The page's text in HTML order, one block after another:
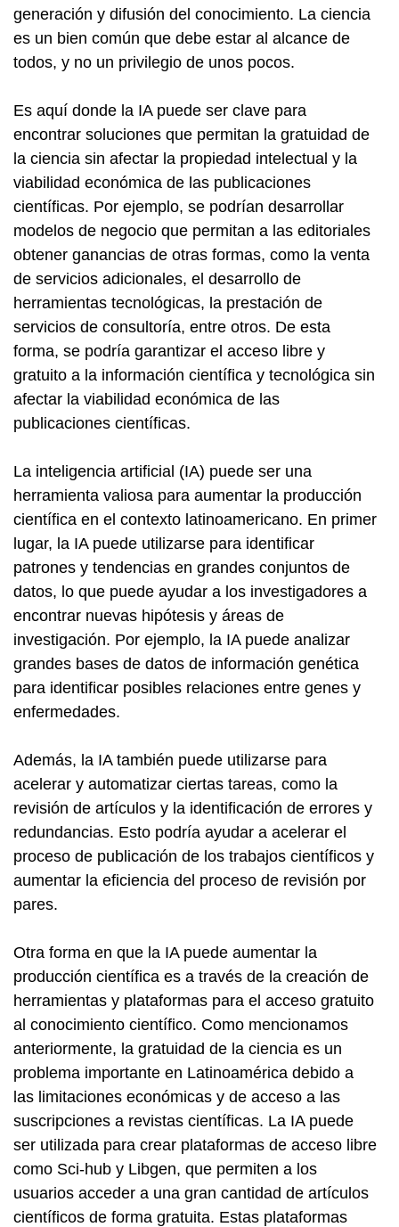
generación y difusión del conocimiento. La ciencia
es un bien común que debe estar al alcance de
todos, y no un privilegio de unos pocos.
Es aquí donde la IA puede ser clave para
encontrar soluciones que permitan la gratuidad de
la ciencia sin afectar la propiedad intelectual y la
viabilidad económica de las publicaciones
científicas. Por ejemplo, se podrían desarrollar
modelos de negocio que permitan a las editoriales
obtener ganancias de otras formas, como la venta
de servicios adicionales, el desarrollo de
herramientas tecnológicas, la prestación de
servicios de consultoría, entre otros. De esta
forma, se podría garantizar el acceso libre y
gratuito a la información científica y tecnológica sin
afectar la viabilidad económica de las
publicaciones científicas.
La inteligencia artificial (IA) puede ser una
herramienta valiosa para aumentar la producción
científica en el contexto latinoamericano. En primer
lugar, la IA puede utilizarse para identificar
patrones y tendencias en grandes conjuntos de
datos, lo que puede ayudar a los investigadores a
encontrar nuevas hipótesis y áreas de
investigación. Por ejemplo, la IA puede analizar
grandes bases de datos de información genética
para identificar posibles relaciones entre genes y
enfermedades.
Además, la IA también puede utilizarse para
acelerar y automatizar ciertas tareas, como la
revisión de artículos y la identificación de errores y
redundancias. Esto podría ayudar a acelerar el
proceso de publicación de los trabajos científicos y
aumentar la eficiencia del proceso de revisión por
pares.
Otra forma en que la IA puede aumentar la
producción científica es a través de la creación de
herramientas y plataformas para el acceso gratuito
al conocimiento científico. Como mencionamos
anteriormente, la gratuidad de la ciencia es un
problema importante en Latinoamérica debido a
las limitaciones económicas y de acceso a las
suscripciones a revistas científicas. La IA puede
ser utilizada para crear plataformas de acceso libre
como Sci-hub y Libgen, que permiten a los
usuarios acceder a una gran cantidad de artículos
científicos de forma gratuita. Estas plataformas